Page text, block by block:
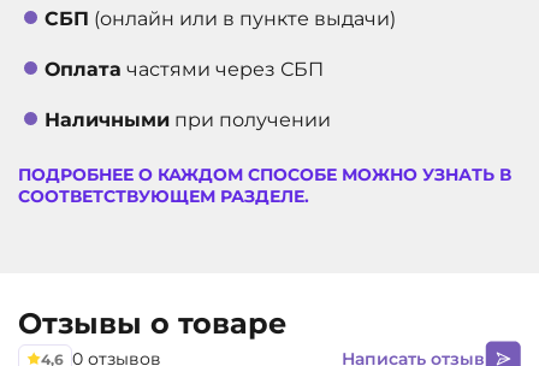
12.9
АРТИКУЛ
СБП (онлайн или в пункте выдачи)
Оплата частями через СБП
Наличными при получении
ПОДРОБНЕЕ О КАЖДОМ СПОСОБЕ МОЖНО УЗНАТЬ В
СООТВЕТСТВУЮЩЕМ РАЗДЕЛЕ.
Отзывы о товаре
4,6 0 отзывов Написать отзыв